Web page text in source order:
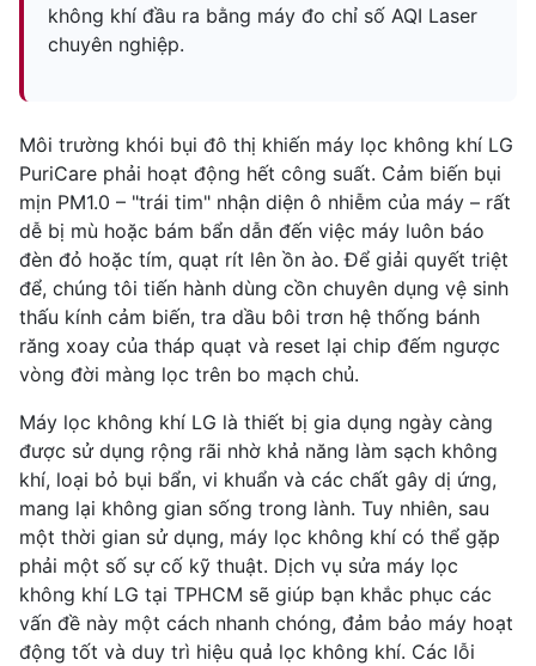
không khí đầu ra bằng máy đo chỉ số AQI Laser
chuyên nghiệp.
Môi trường khói bụi đô thị khiến máy lọc không khí LG
PuriCare phải hoạt động hết công suất. Cảm biến bụi
mịn PM1.0 – "trái tim" nhận diện ô nhiễm của máy – rất
dễ bị mù hoặc bám bẩn dẫn đến việc máy luôn báo
đèn đỏ hoặc tím, quạt rít lên ồn ào. Để giải quyết triệt
để, chúng tôi tiến hành dùng cồn chuyên dụng vệ sinh
thấu kính cảm biến, tra dầu bôi trơn hệ thống bánh
răng xoay của tháp quạt và reset lại chip đếm ngược
vòng đời màng lọc trên bo mạch chủ.
Máy lọc không khí LG là thiết bị gia dụng ngày càng
được sử dụng rộng rãi nhờ khả năng làm sạch không
khí, loại bỏ bụi bẩn, vi khuẩn và các chất gây dị ứng,
mang lại không gian sống trong lành. Tuy nhiên, sau
một thời gian sử dụng, máy lọc không khí có thể gặp
phải một số sự cố kỹ thuật. Dịch vụ sửa máy lọc
không khí LG tại TPHCM sẽ giúp bạn khắc phục các
vấn đề này một cách nhanh chóng, đảm bảo máy hoạt
động tốt và duy trì hiệu quả lọc không khí. Các lỗi